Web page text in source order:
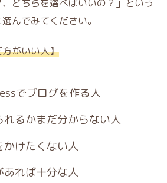
、どちらを選べばいいの？」という
んでみてください。
がいい人】
でブログを作る人
れるかまだ分からない人
けたくない人
あれば十分な人